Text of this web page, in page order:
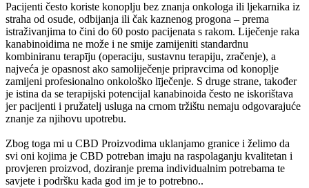
Pacijenti često koriste konoplju bez znanja onkologa ili ljekarnika iz
straha od osude, odbijanja ili čak kaznenog progona – prema
istraživanjima to čini do 60 posto pacijenata s rakom. Liječenje raka
kanabinoidima ne može i ne smije zamijeniti standardnu
kombiniranu terapīju (operaciju, sustavnu terapiju, zračenje), a
najveća je opasnost ako samoliječenje pripravcima od konoplje
zamijeni profesionalno onkološko līječenje. S druge strane, također
je istina da se terapijski potencijal kanabinoida često ne iskorištava
jer pacijenti i pružatelj usluga na crnom tržištu nemaju odgovarajuće
znanje za njihovu upotrebu.
Zbog toga mi u CBD Proizvodima uklanjamo granice i želimo da
svi oni kojima je CBD potreban imaju na raspolaganju kvalitetan i
provjeren proizvod, doziranje prema individualnim potrebama te
savjete i podršku kada god im je to potrebno..